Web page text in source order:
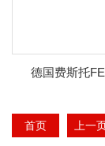
德国费斯托
首页 上一